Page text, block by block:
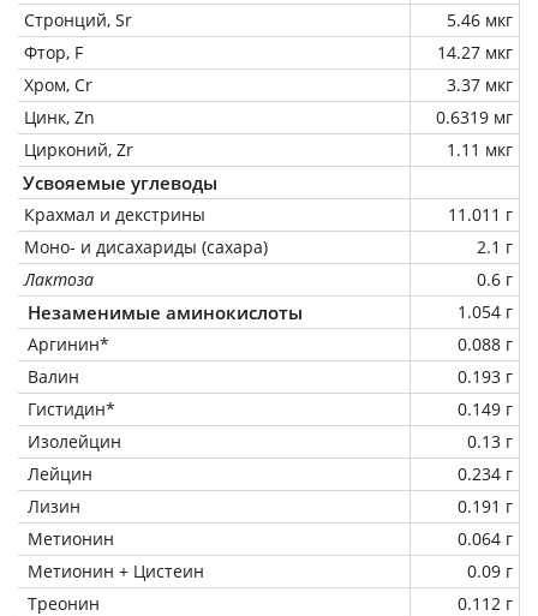
Стронций, Sr
5.46 мкг
Фтор, F
14.27 мкг
Хром, Cr
3.37 мкг
Цинк, Zn
0.6319 мг
Цирконий, Zr
1.11 мкг
Усвояемые углеводы
Крахмал и декстрины
11.011 г
Моно- и дисахариды (сахара)
2.1 г
Лактоза
0.6 г
Незаменимые аминокислоты
1.054 г
Аргинин*
0.088 г
Валин
0.193 г
Гистидин*
0.149 г
Изолейцин
0.13 г
Лейцин
0.234 г
Лизин
0.191 г
Метионин
0.064 г
Метионин + Цистеин
0.09 г
Треонин
0.112 г